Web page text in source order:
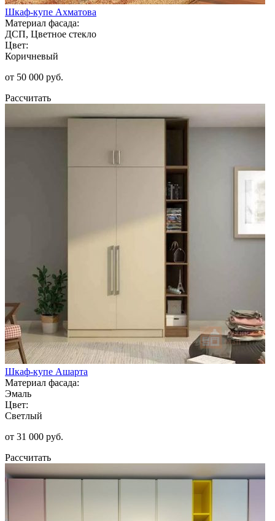
Шкаф-купе Ахматова
Материал фасада:
ДСП, Цветное стекло
Цвет:
Коричневый
от 50 000 руб.
Рассчитать
Шкаф-купе Ашарта
Материал фасада:
Эмаль
Цвет:
Светлый
от 31 000 руб.
Рассчитать